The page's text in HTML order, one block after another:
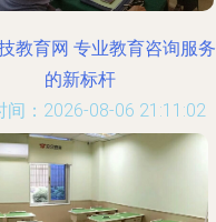
教育网 专业教育咨询服务
的新标杆
间：2026-08-06 21:11:02